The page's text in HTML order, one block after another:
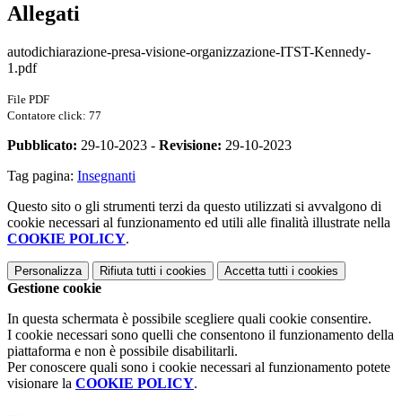
Allegati
autodichiarazione-presa-visione-organizzazione-ITST-Kennedy-
1.pdf
File PDF
Contatore click: 77
Pubblicato: 29-10-2023 - Revisione: 29-10-2023
Tag pagina: Insegnanti
Questo sito o gli strumenti terzi da questo utilizzati si avvalgono di
cookie necessari al funzionamento ed utili alle finalità illustrate nella
COOKIE POLICY.
Personalizza Rifiuta tutti i cookies Accetta tutti i cookies
Gestione cookie
In questa schermata è possibile scegliere quali cookie consentire.
I cookie necessari sono quelli che consentono il funzionamento della
piattaforma e non è possibile disabilitarli.
Per conoscere quali sono i cookie necessari al funzionamento potete
visionare la COOKIE POLICY.